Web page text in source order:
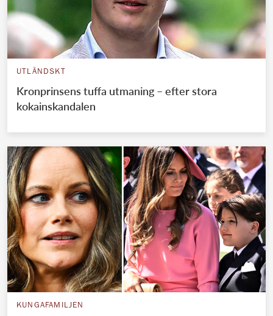
UTLÄNDSKT
Kronprinsens tuffa utmaning – efter stora
kokainskandalen
KUNGAFAMILJEN